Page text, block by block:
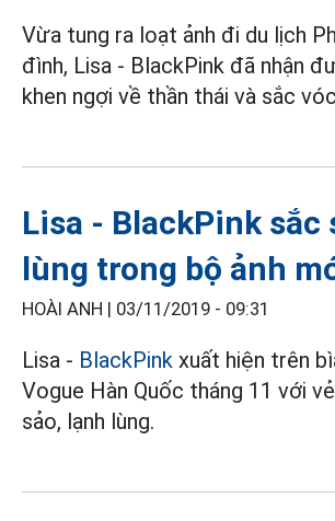
Vừa tung ra loạt ảnh đi du lịch
đình, Lisa - BlackPink đã nhận
khen ngợi về thần thái và sắc
Lisa - BlackPink sắc
lùng trong bộ ảnh
HOÀI ANH | 03/11/2019 - 09:31
Lisa - BlackPink xuất hiện trên
Vogue Hàn Quốc tháng 11 với
sảo, lạnh lùng.